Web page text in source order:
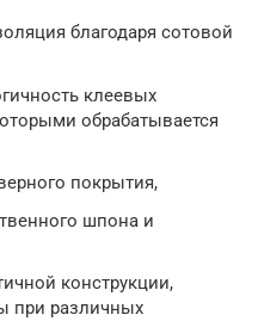
благодаря сотовой
клеевых
обрабатывается
покрытия,
шпона и
конструкции,
при различных